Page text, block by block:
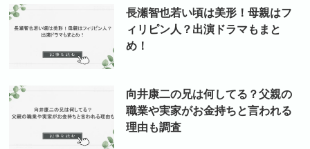
長瀬智也若い頃は美形！母親はフ
ィリピン人？出演ドラマもまと
め！
向井康二の兄は何してる？父親の
職業や実家がお金持ちと言われる
理由も調査